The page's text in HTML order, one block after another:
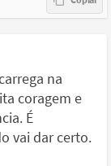
na
coragem e
É
vai dar certo.